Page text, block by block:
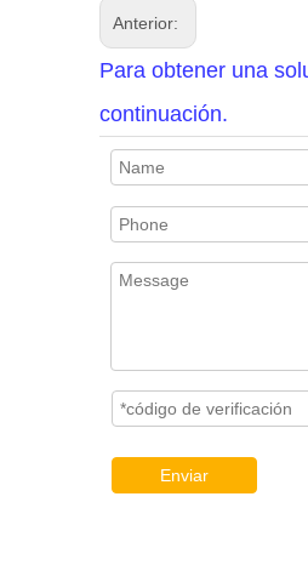
Anterior:
Para obtener una
continuación.
Enviar